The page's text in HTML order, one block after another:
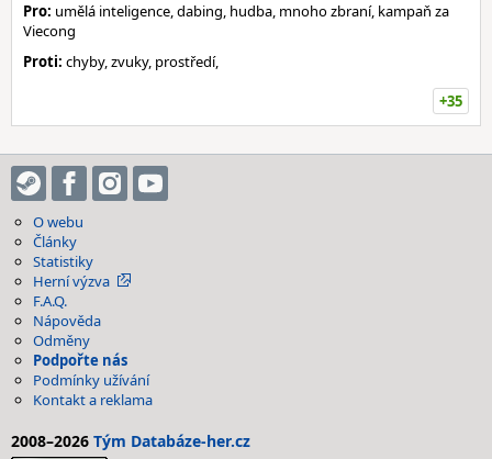
Pro: umělá inteligence, dabing, hudba, mnoho zbraní, kampaň za
Viecong
Proti: chyby, zvuky, prostředí,
+35
O webu
Články
Statistiky
Herní výzva
F.A.Q.
Nápověda
Odměny
Podpořte nás
Podmínky užívání
Kontakt a reklama
2008–2026 Tým Databáze-her.cz